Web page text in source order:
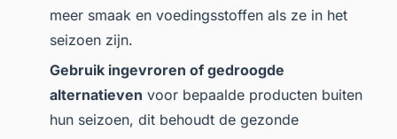
meer smaak en voedingsstoffen als ze in het
seizoen zijn.
Gebruik ingevroren of gedroogde
alternatieven voor bepaalde producten buiten
hun seizoen, dit behoudt de gezonde